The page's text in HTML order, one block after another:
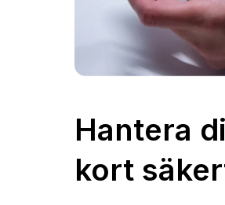
Hantera
kort